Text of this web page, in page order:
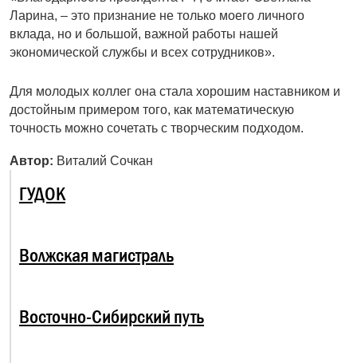
Ларина, – это признание не только моего личного
вклада, но и большой, важной работы нашей
экономической службы и всех сотрудников».
Для молодых коллег она стала хорошим наставником и
достойным примером того, как математическую
точность можно сочетать с творческим подходом.
Автор: Виталий Сочкан
ГУДОК
Волжская магистраль
Восточно-Сибирский путь